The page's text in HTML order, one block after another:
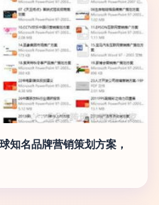
知名品牌营销策划方案，